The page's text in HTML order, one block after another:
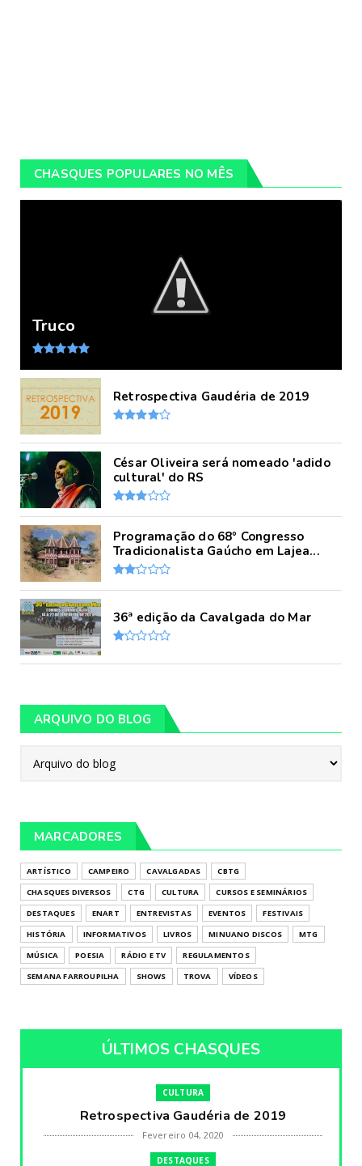
CHASQUES POPULARES NO MÊS
Truco
Retrospectiva Gaudéria de 2019
César Oliveira será nomeado 'adido
cultural' do RS
Programação do 68º Congresso
Tradicionalista Gaúcho em Lajea...
36ª edição da Cavalgada do Mar
ARQUIVO DO BLOG
MARCADORES
ARTÍSTICO CAMPEIRO CAVALGADAS
CBTG
CHASQUES DIVERSOS
CTG CULTURA
CURSOS E SEMINÁRIOS
DESTAQUES
ENART ENTREVISTAS EVENTOS
FESTIVAIS
HISTÓRIA
INFORMATIVOS LIVROS MINUANO DISCOS
MTG
MÚSICA
POESIA RÁDIO E TV
REGULAMENTOS
SEMANA FARROUPILHA
SHOWS TROVA VÍDEOS
ÚLTIMOS CHASQUES
CULTURA
Retrospectiva Gaudéria de 2019
Fevereiro 04, 2020
DESTAQUES